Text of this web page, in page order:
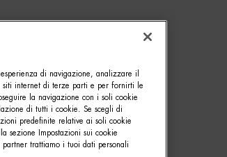
di navigazione, analizzare il
siti internet di terze parti e per fornirti le
la navigazione con i soli cookie
di tutti i cookie. Se scegli di
predefinite relative ai soli cookie
sezione Impostazioni sui cookie
trattiamo i tuoi dati personali